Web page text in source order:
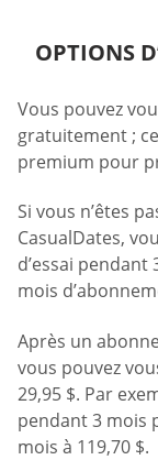
OPTIONS
Vous pouvez
gratuitement ;
premium pour
Si vous n’êtes
CasualDates,
d’essai pendant
mois
Après un
vous pouvez
29,95 $. Par
pendant 3 mois
mois à 119,70 $.